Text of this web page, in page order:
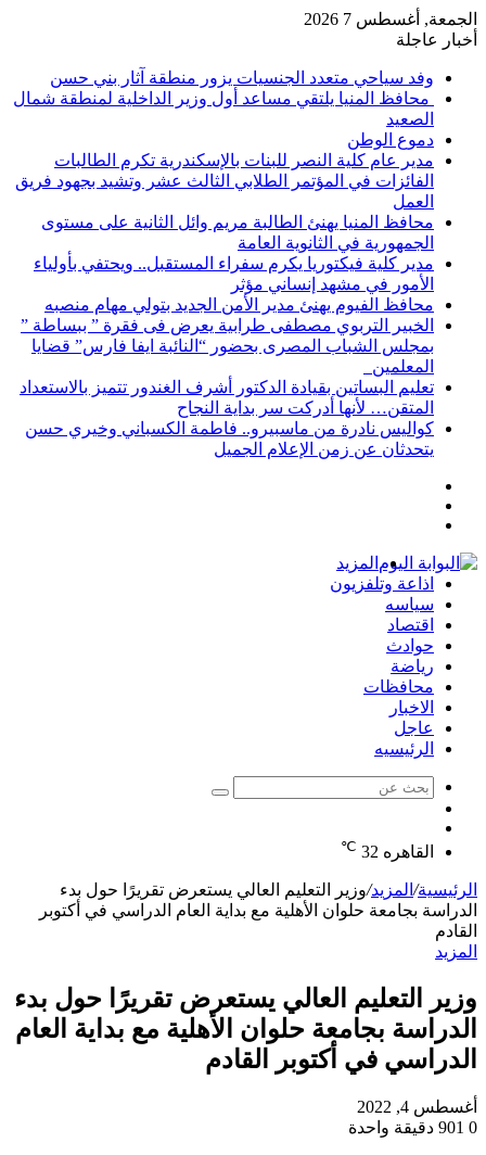
الجمعة, أغسطس 7 2026
أخبار عاجلة
وفد سياحي متعدد الجنسيات يزور منطقة آثار بني حسن
محافظ المنيا يلتقي مساعد أول وزير الداخلية لمنطقة شمال
الصعيد
دموع الوطن
مدير عام كلية النصر للبنات بالإسكندرية تكرم الطالبات
الفائزات في المؤتمر الطلابي الثالث عشر وتشيد بجهود فريق
العمل
محافظ المنيا يهنئ الطالبة مريم وائل الثانية على مستوى
الجمهورية في الثانوية العامة
مدير كلية فيكتوريا يكرم سفراء المستقبل.. ويحتفي بأولياء
الأمور في مشهد إنساني مؤثر
محافظ الفيوم يهنئ مدير الأمن الجديد بتولي مهام منصبه
الخبير التربوي مصطفى طرابية يعرض فى فقرة ” ببساطة ”
بمجلس الشباب المصرى بحضور “النائبة ايفا فارس” قضايا
المعلمين
تعليم البساتين بقيادة الدكتور أشرف الغندور تتميز بالاستعداد
المتقن… لأنها أدركت سر بداية النجاح
كواليس نادرة من ماسبيرو.. فاطمة الكسباني وخيري حسن
يتحدثان عن زمن الإعلام الجميل
المزيد
اذاعة وتلفزيون
سياسه
اقتصاد
حوادث
رياضة
محافظات
الاخبار
عاجل
الرئيسيه
بحث
عشوائي
القاهره 32
℃
الرئيسية/ المزيد/وزير التعليم العالي يستعرض تقريرًا حول بدء
الدراسة بجامعة حلوان الأهلية مع بداية العام الدراسي في أكتوبر
القادم
المزيد
وزير التعليم العالي يستعرض تقريرًا حول بدء
الدراسة بجامعة حلوان الأهلية مع بداية العام
الدراسي في أكتوبر القادم
أغسطس 4, 2022
0
دقيقة واحدة